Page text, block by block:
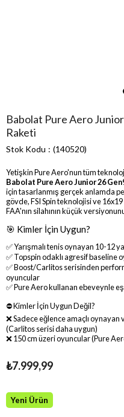
Babolat Pure Aero
Raketi
Stok Kodu (140520)
Yetişkin Pure Aero'nun tüm
Babolat Pure Aero Junior 26
için tasarlanmış gerçek anlamda
gövde, FSI Spin teknolojisi ve
FAA'nın silahının küçük
🎯 Kimler İçin Uygun?
✅ Yarışmalı tenis oynayan 10-12
✅ Topspin odaklı agresif
✅ Boost/Carlitos serisinden
oyuncular
✅ Pure Aero kullanan ebeveynle
⛔ Kimler İçin Uygun Değil?
❌ Sadece eğlence amaçlı
(Carlitos serisi daha uygun)
❌ 150 cm üzeri oyuncular (Pure
₺7.999,99
Yeni Ürün